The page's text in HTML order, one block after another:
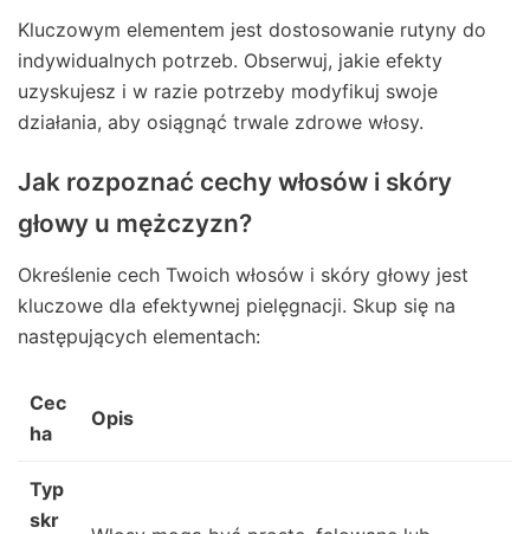
Kluczowym elementem jest dostosowanie rutyny do
indywidualnych potrzeb. Obserwuj, jakie efekty
uzyskujesz i w razie potrzeby modyfikuj swoje
działania, aby osiągnąć trwale zdrowe włosy.
Jak rozpoznać cechy włosów i skóry
głowy u mężczyzn?
Określenie cech Twoich włosów i skóry głowy jest
kluczowe dla efektywnej pielęgnacji. Skup się na
następujących elementach:
Cec
ha
Opis
Typ
skr